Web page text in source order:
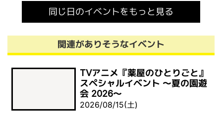
同じ日のイベントをもっと見る
関連がありそうなイベント
TVアニメ『薬屋のひとりごと』
スペシャルイベント ～夏の園遊
会 2026～
2026/08/15(土)